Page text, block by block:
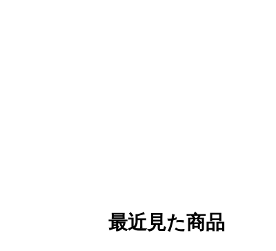
最近見た商品